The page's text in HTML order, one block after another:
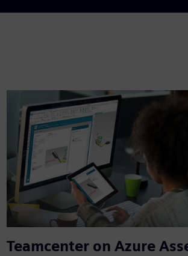
Teamcenter on Azure